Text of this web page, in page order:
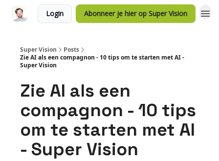
Login Abonneer je hier op Super Vision
Super Vision
Posts
Zie AI als een compagnon - 10 tips om te starten met AI -
Super Vision
Zie AI als een
compagnon - 10 tips
om te starten met AI
- Super Vision